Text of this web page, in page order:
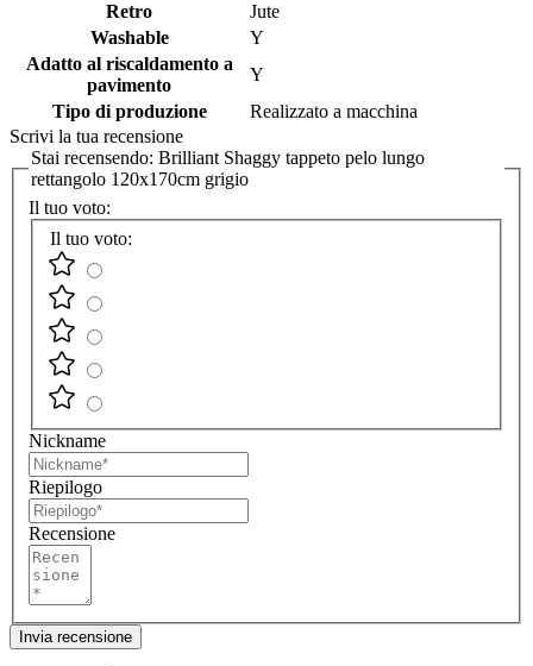
Retro
Jute
Washable
Y
Adatto al riscaldamento a
pavimento
Y
Tipo di produzione
Realizzato a macchina
Scrivi la tua recensione
Stai recensendo: Brilliant Shaggy tappeto pelo lungo
rettangolo 120x170cm grigio
Il tuo voto:
Il tuo voto:
Nickname
Riepilogo
Recensione
Invia recensione